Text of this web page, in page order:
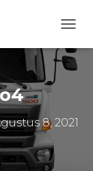
O
G
G
A
8, 2021